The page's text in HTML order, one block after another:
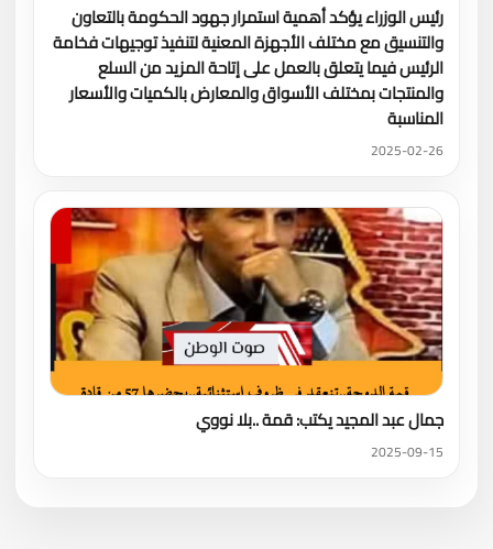
رئيس الوزراء يؤكد أهمية استمرار جهود الحكومة بالتعاون
والتنسيق مع مختلف الأجهزة المعنية لتنفيذ توجيهات فخامة
الرئيس فيما يتعلق بالعمل على إتاحة المزيد من السلع
والمنتجات بمختلف الأسواق والمعارض بالكميات والأسعار
المناسبة
2025-02-26
جمال عبد المجيد يكتب: قمة ..بلا نووي
2025-09-15